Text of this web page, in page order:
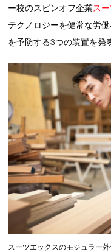
ー校のスピンオフ企業ス
テクノロジーを健常な労
を予防する3つの装置を発
スーツエックスのモジュラー